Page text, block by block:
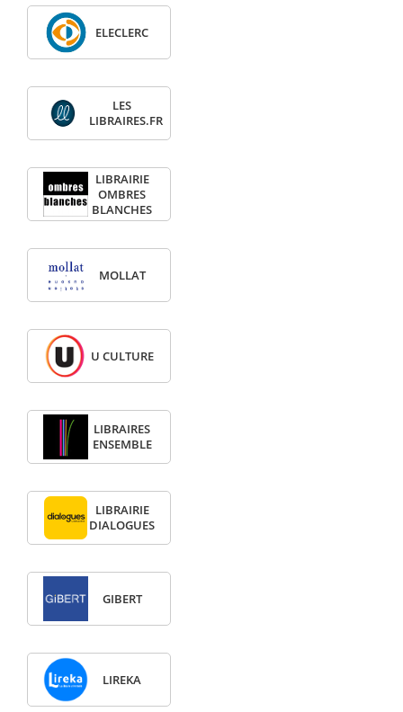
ELECLERC
LES
LIBRAIRES.FR
LIBRAIRIE
OMBRES
BLANCHES
MOLLAT
U CULTURE
LIBRAIRES
ENSEMBLE
LIBRAIRIE
DIALOGUES
GIBERT
LIREKA